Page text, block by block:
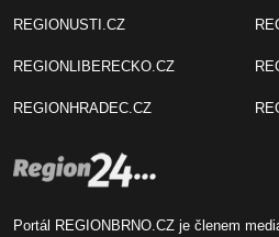
REGIONUSTI.CZ
REGIONLIBERECKO.CZ
REGIONHRADEC.CZ
Portál REGIONBRNO.CZ je členem